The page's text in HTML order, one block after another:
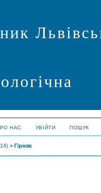
НАС УВІЙТИ ПОШУК
> Гірняк